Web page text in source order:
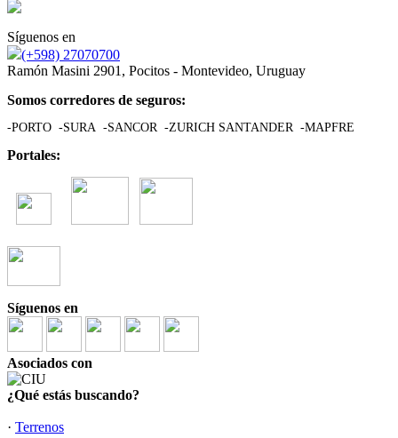
Síguenos en
(+598) 27070700
Ramón Masini 2901, Pocitos - Montevideo, Uruguay
Somos corredores de seguros:
-PORTO -SURA -SANCOR -ZURICH SANTANDER -MAPFRE
Portales:
Síguenos en
Asociados con
¿Qué estás buscando?
· Terrenos